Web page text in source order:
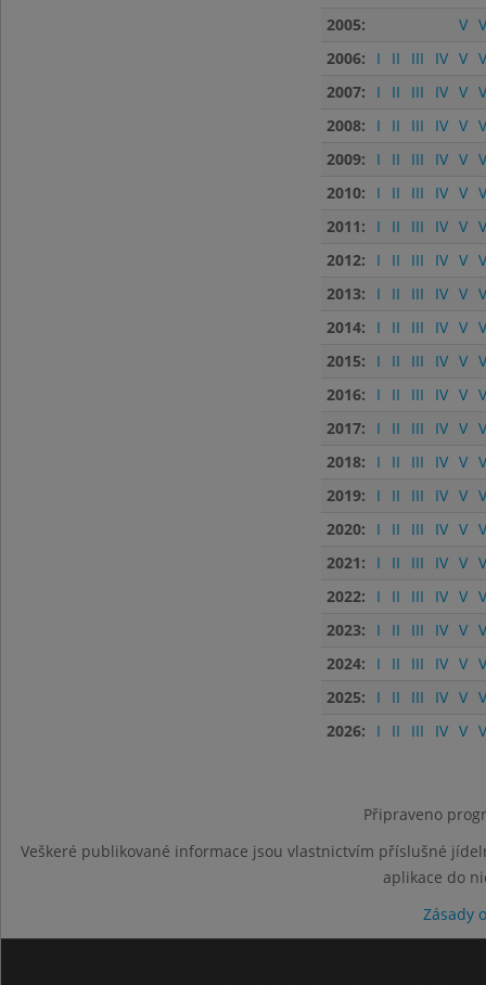
2005: V
2006:
I II III IV V
2007:
I II III IV V
2008:
I II III IV V
2009:
I II III IV V
2010:
I II III IV V
2011:
I II III IV V
2012:
I II III IV V
2013:
I II III IV V
2014:
I II III IV V
2015:
I II III IV V
2016:
I II III IV V
2017:
I II III IV V
2018:
I II III IV V
2019:
I II III IV V
2020:
I II III IV V
2021:
I II III IV V
2022:
I II III IV V
2023:
I II III IV V
2024:
I II III IV V
2025:
I II III IV V
2026:
I II III IV V
Připraveno
Veškeré publikované informace jsou vlastnictvím příslušné
aplikace do
Zásady